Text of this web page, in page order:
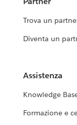
Trova un
Diventa un
Assistenza
Knowledge
Formazione e